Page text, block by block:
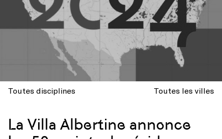
Toutes disciplines Toutes les villes
La Villa Albertine annonce